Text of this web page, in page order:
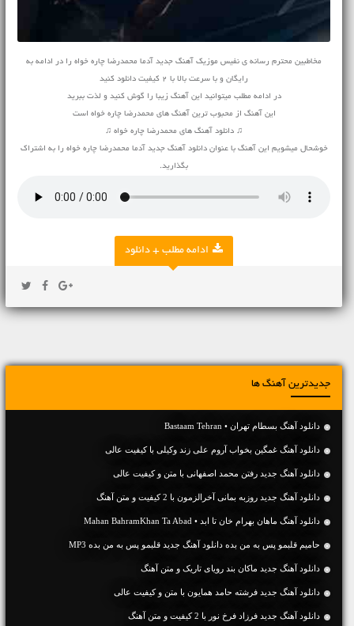
مخاطبین محترم رسانه ی نفیس موزیک آهنگ جدید آدما محمدرضا چاره خواه را در ادامه به
رایگان و با سرعت بالا با 2 کیفیت دانلود کنید
در ادامه مطلب میتوانید این آهنگ زیبا را گوش کنید و لذت ببرید
این آهنگ از محبوب ترین آهنگ های محمدرضا چاره خواه است
♫ دانلود آهنگ های محمدرضا چاره خواه ♫
خوشحال میشویم این آهنگ با عنوان دانلود آهنگ جدید آدما محمدرضا چاره خواه را به اشتراک
بگذارید.
ادامه مطلب + دانلود
جدیدترین آهنگ ها
دانلود آهنگ بسطام تهران • Bastaam Tehran
دانلود آهنگ غمگین بخواب آروم علی زند وکیلی با کیفیت عالی
دانلود آهنگ جديد رفتن محمد اصفهانی با متن و کیفیت عالی
دانلود آهنگ جديد روزبه بمانی آخرالزمون با 2 کیفیت و متن آهنگ
دانلود آهنگ ماهان بهرام خان تا ابد • Mahan BahramKhan Ta Abad
حامیم قلبمو پس به من بده دانلود آهنگ جدید قلبمو پس به من بده MP3
دانلود آهنگ جديد ماکان بند رویای تاریک و متن آهنگ
دانلود آهنگ جديد فرشته حامد همایون با متن و کیفیت عالی
دانلود آهنگ جديد فرزاد فرخ نور با 2 کیفیت و متن آهنگ